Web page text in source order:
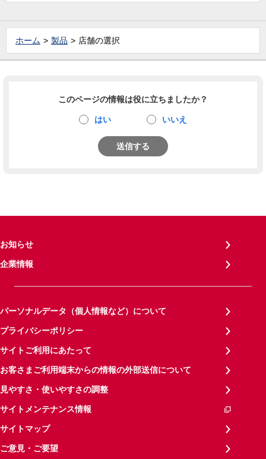
ホーム 製品 店舗の選択
このページの情報は役に立ちましたか？
はい いいえ
送信する
お知らせ
企業情報
パーソナルデータ（個人情報など）について
プライバシーポリシー
サイトご利用にあたって
お客さまご利用端末からの情報の外部送信について
見やすさ・使いやすさの調整
サイトメンテナンス情報
サイトマップ
ご意見・ご要望